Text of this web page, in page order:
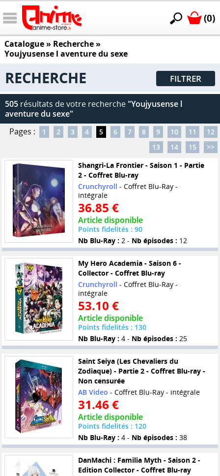
(0)
Catalogue» Recherche »
Youjyusense l aventure du sexe
RECHERCHE FILTRER
505 résultats de votre recherche "Youjyusense l
aventure du sexe"
Pages :
1 2 3 4 5 6 7 8 9 10 11
12
13
14 15
>>
Shangri-La Frontier - Saison 1 - Partie
2 - Coffret Blu-ray
Crunchyroll - Coffret Blu-Ray -
intégrale
36.85 €
Article disponible
Points fidelités : 90
Nb Blu-Ray : 2 - Nb épisodes : 12
My Hero Academia - Saison 6 -
Collector - Coffret Blu-ray
Crunchyroll - Coffret Blu-Ray -
intégrale
53.10 €
Article disponible
Points fidelités : 130
Nb Blu-Ray : 4 - Nb épisodes : 25
Saint Seiya (Les Chevaliers du
Zodiaque) - Partie 2 - Coffret Blu-ray -
Non censurée
AB Video - Coffret Blu-Ray - intégrale
31.46 €
Article disponible
Points fidelités : 120
Nb Blu-Ray : 4 - Nb épisodes : 38
DanMachi : Familia Myth - Saison 2 -
Edition Collector - Coffret Blu-ray